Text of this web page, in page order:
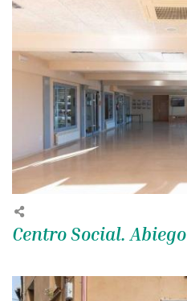
Centro Social. Abiego